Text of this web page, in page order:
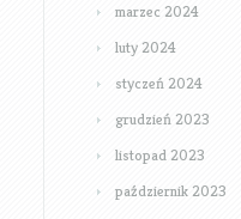
marzec 2024
luty 2024
styczeń 2024
grudzień 2023
listopad 2023
październik 2023